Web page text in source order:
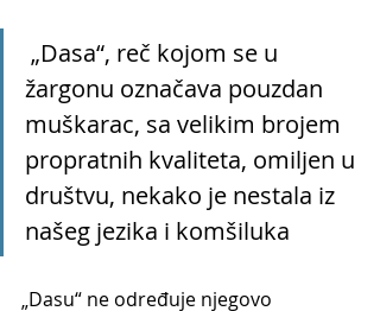
žargonu označava pouzdan
muškarac, sa velikim brojem
propratnih kvaliteta, omiljen u
društvu, nekako je nestala iz
našeg jezika i komšiluka
„Dasu“ ne određuje njegovo